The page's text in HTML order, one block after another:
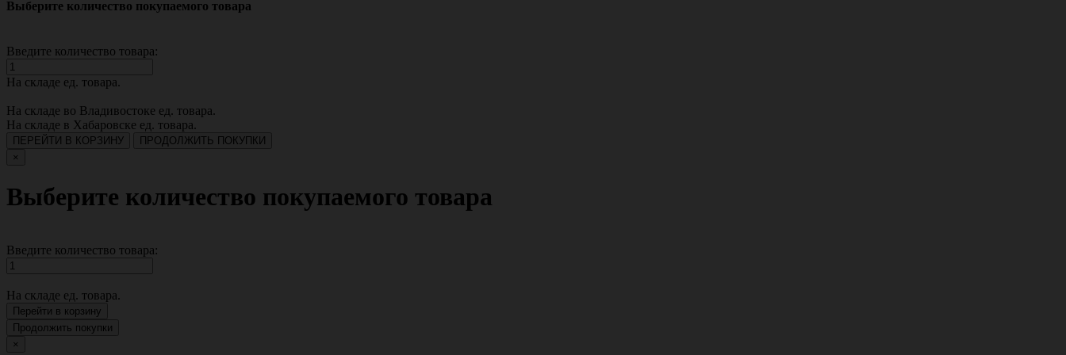
Выберите количество покупаемого товара
Введите количество товара:
На складе ед. товара.
На складе во Владивостоке ед. товара.
На складе в Хабаровске ед. товара.
ПЕРЕЙТИ В КОРЗИНУ
ПРОДОЛЖИТЬ ПОКУПКИ
×
Выберите количество покупаемого товара
Введите количество товара:
На складе ед. товара.
Перейти в корзину
Продолжить покупки
×